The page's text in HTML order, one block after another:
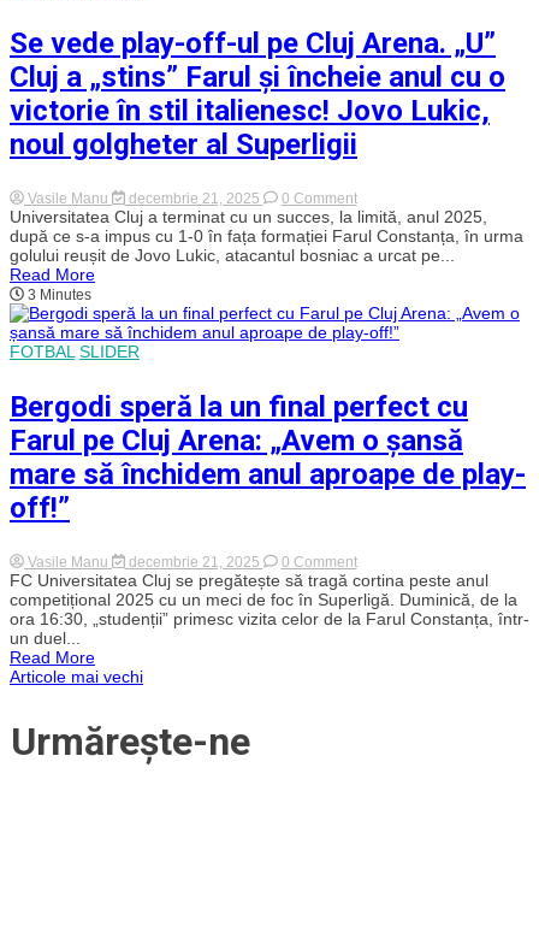
de
la
Split!
Darius
a
făcut
Se vede play-off-ul pe Cluj Arena. „U”
Cluj a „stins” Farul și încheie anul cu o
victorie în stil italienesc! Jovo Lukic,
noul golgheter al Superligii
Vasile Manu decembrie 21, 2025 0 Commenton
Se
vede
play-
off-
Cluj
Arena.
„stins”
Farul
și
încheie
anul
cu
italienesc!
Jovo
Lukic,
noul
Universitatea Cluj a terminat cu un succes, la limită, anul 2025,
după ce s-a impus cu 1-0 în fața formației Farul Constanța, în urma
golului reușit de Jovo Lukic, atacantul bosniac a urcat pe...
Read More
3 Minutes
FOTBAL SLIDER
Bergodi speră la un final perfect cu
Farul pe Cluj Arena: „Avem o șansă
mare să închidem anul aproape de play-
off!”
Vasile Manu decembrie 21, 2025 0 Commenton
Bergodi
speră
la
un
FC Universitatea Cluj se pregătește să tragă cortina peste anul
competițional 2025 cu un meci de foc în Superligă. Duminică, de la
ora 16:30, „studenții” primesc vizita celor de la Farul Constanța, într-
un duel...
Read More
Navigare
în
Articole mai vechi
Urmărește-ne